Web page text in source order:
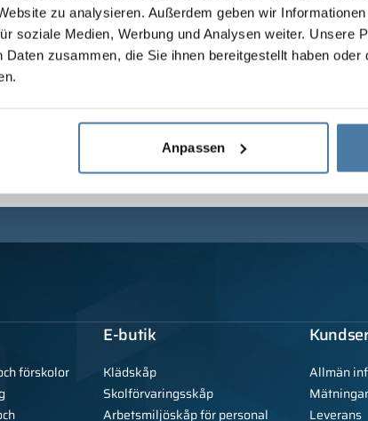
zu analysieren. Außerdem geben wir
soziale Medien, Werbung und Analysen weiter. Unsere
Daten zusammen, die Sie ihnen bereitgestellt haben
Anpassen
förskolor
E-butik
Klädskåp
Skolförvaringsskåp
Arbetsmiljöskåp för personal
Allmän
Mätningar
Leverans